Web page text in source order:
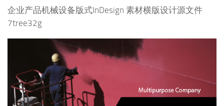
企业产品机械设备版式InDesign 素材横版设计源文件
7tree32g